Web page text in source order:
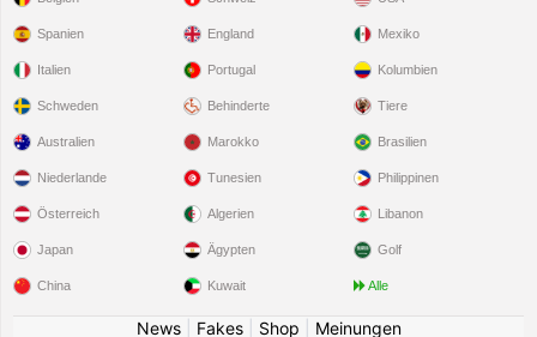
Spanien
Italien
Schweden
England
Portugal
Behinderte
Mexiko
Kolumbien
Tiere
Australien
Niederlande
Österreich
Japan
China
Marokko
Tunesien
Algerien
Ägypten
Kuwait
Brasilien
Philippinen
Libanon
Golf
Alle
News| Fakes| Shop
Meinungen